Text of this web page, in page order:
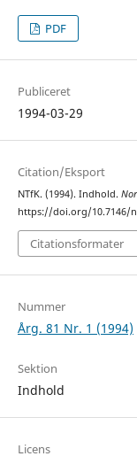
PDF
Publiceret
1994-03-29
Citation/Eksport
NTfK. (1994). Indhold.
https://doi.org/10.7146/
Citationsformater
Nummer
Årg. 81 Nr. 1 (1994)
Sektion
Indhold
Licens